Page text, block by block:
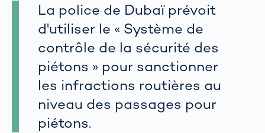
La police de Dubaï prévoit
d'utiliser le « Système de
contrôle de la sécurité des
piétons » pour sanctionner
les infractions routières au
niveau des passages pour
piétons.